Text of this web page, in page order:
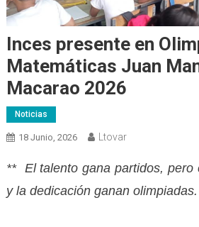
Inces presente en
Matemáticas Juan
Macarao 2026
Noticias
18 Junio, 2026 Ltovar
** El talento gana partidos, pero
y la dedicación ganan